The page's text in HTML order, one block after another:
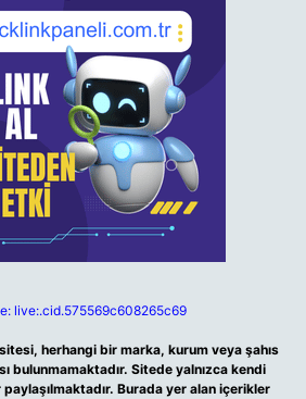
live:.cid.575569c608265c69
herhangi bir marka, kurum veya şahıs
bulunmamaktadır. Sitede yalnızca kendi
paylaşılmaktadır. Burada yer alan içerikler